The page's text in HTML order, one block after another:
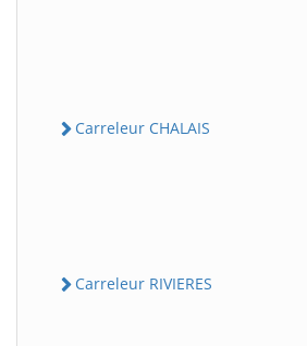
Carreleur CHALAIS
Carreleur RIVIERES